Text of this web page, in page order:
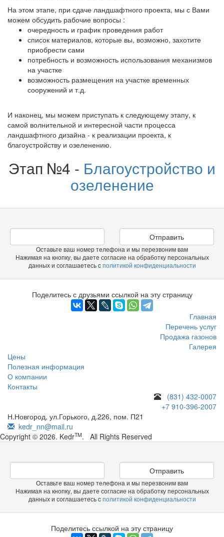
На этом этапе, при сдаче ландшафтного проекта, мы с Вами
можем обсудить рабочие вопросы :
очередность и график проведения работ
список материалов, которые вы, возможно, захотите
приобрести сами
потребность и возможность использования механизмов
на участке
возможность размещения на участке временных
сооружений и т.д.
И наконец, мы можем приступать к следующему этапу, к
самой волнительной и интересной части процесса
ландшафтного дизайна - к реализации проекта, к
благоустройству и озеленению.
Этап №4 - Благоустройство и
озеленение
Отправить
Оставьте ваш номер телефона и мы перезвоним вам
Нажимая на кнопку, вы даете согласие на обработку персональных
данных и соглашаетесь cполитикой конфиденциальности
Поделитесь с друзьями ссылкой на эту страницу
Главная
Перечень услуг
Продажа газонов
Галерея
Цены
Полезная информация
О компании
Контакты
(831) 432-0007
+7 910-396-2007
Н.Новгород, ул.Горького, д.226, пом. П21
kedr_nn@mail.ru
Copyright © 2026. KedrTM. All Rights Reserved
Отправить
Оставьте ваш номер телефона и мы перезвоним вам
Нажимая на кнопку, вы даете согласие на обработку персональных
данных и соглашаетесь cполитикой конфиденциальности
Поделитесь ссылкой на эту страницу